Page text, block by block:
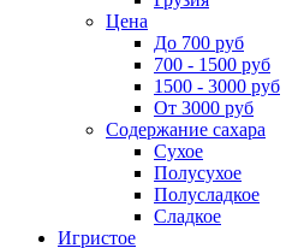
Цена
До 700 руб
700 - 1500 руб
1500 - 3000 руб
От 3000 руб
Содержание сахара
Сухое
Полусухое
Полусладкое
Сладкое
Игристое